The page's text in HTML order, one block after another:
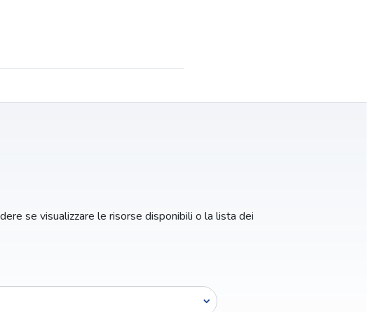
se visualizzare le risorse disponibili o la lista dei